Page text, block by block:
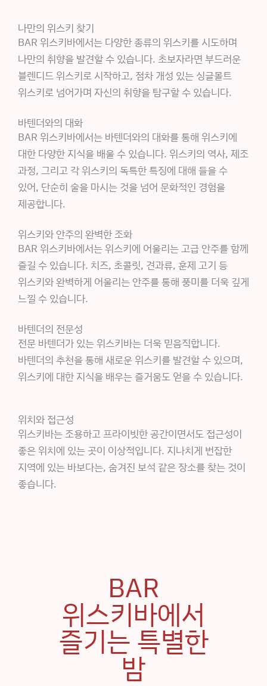
나만의 위스키 찾기
BAR 위스키바에서는 다양한 종류의 위스키를 시도하며
나만의 취향을 발견할 수 있습니다. 초보자라면 부드러운
블렌디드 위스키로 시작하고, 점차 개성 있는 싱글몰트
위스키로 넘어가며 자신의 취향을 탐구할 수 있습니다.
바텐더와의 대화
BAR 위스키바에서는 바텐더와의 대화를 통해 위스키에
대한 다양한 지식을 배울 수 있습니다. 위스키의 역사, 제조
과정, 그리고 각 위스키의 독특한 특징에 대해 들을 수
있어, 단순히 술을 마시는 것을 넘어 문화적인 경험을
제공합니다.
위스키와 안주의 완벽한 조화
BAR 위스키바에서는 위스키에 어울리는 고급 안주를 함께
즐길 수 있습니다. 치즈, 초콜릿, 견과류, 훈제 고기 등
위스키와 완벽하게 어울리는 안주를 통해 풍미를 더욱 깊게
느낄 수 있습니다.
바텐더의 전문성
전문 바텐더가 있는 위스키바는 더욱 믿음직합니다.
바텐더의 추천을 통해 새로운 위스키를 발견할 수 있으며,
위스키에 대한 지식을 배우는 즐거움도 얻을 수 있습니다.
위치와 접근성
위스키바는 조용하고 프라이빗한 공간이면서도 접근성이
좋은 위치에 있는 곳이 이상적입니다. 지나치게 번잡한
지역에 있는 바보다는, 숨겨진 보석 같은 장소를 찾는 것이
좋습니다.
BAR
위스키바에서
즐기는 특별한
밤